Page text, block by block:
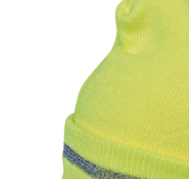
hviezdičiek.